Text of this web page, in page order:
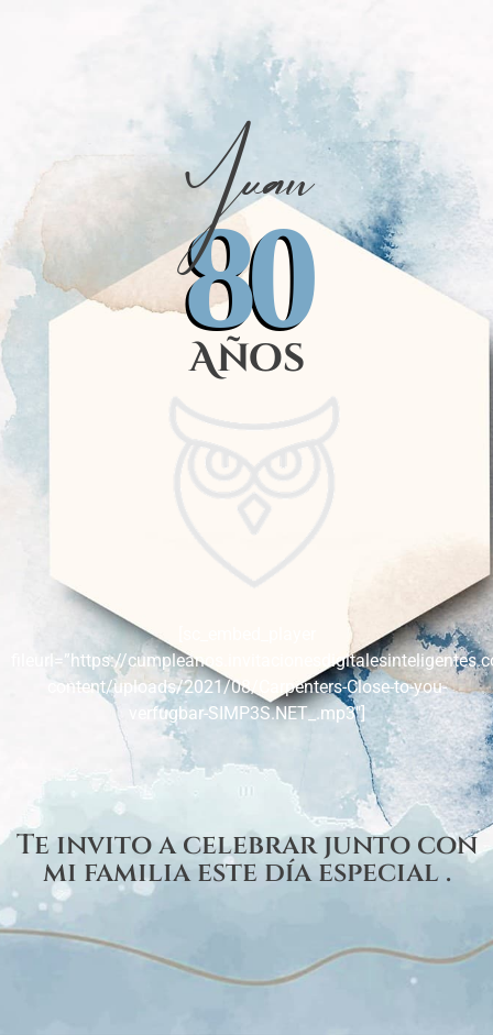
Juan
80
Años
fileurl=”https://
content/uploads/2021/08/Carpenters-Close-to-you-
verfugbar-SIMP3S.NET_.mp3″]
Te invito a celebrar junto con
mi familia este día especial .